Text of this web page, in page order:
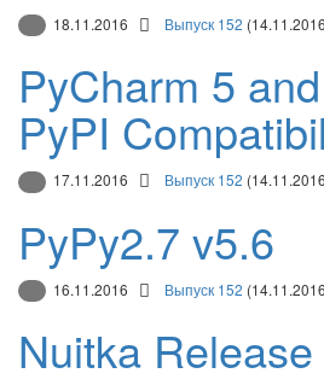
18.11.2016 Выпуск 152
PyCharm 5
PyPI
17.11.2016 Выпуск 152
PyPy2.7 v5.6
16.11.2016 Выпуск 152
Nuitka